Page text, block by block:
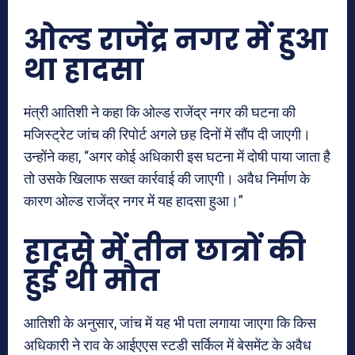
ओल्ड राजेंद्र नगर में हुआ
था हादसा
मंत्री आतिशी ने कहा कि ओल्ड राजेंद्र नगर की घटना की
मजिस्ट्रेट जांच की रिपोर्ट अगले छह दिनों में सौंप दी जाएगी।
उन्होंने कहा, “अगर कोई अधिकारी इस घटना में दोषी पाया जाता है
तो उसके खिलाफ सख्त कार्रवाई की जाएगी। अवैध निर्माण के
कारण ओल्ड राजेंद्र नगर में यह हादसा हुआ।”
हादसे में तीन छात्रों की
हुई थी मौत
आतिशी के अनुसार, जांच में यह भी पता लगाया जाएगा कि किस
अधिकारी ने राव के आईएएस स्टडी सर्किल में बेसमेंट के अवैध